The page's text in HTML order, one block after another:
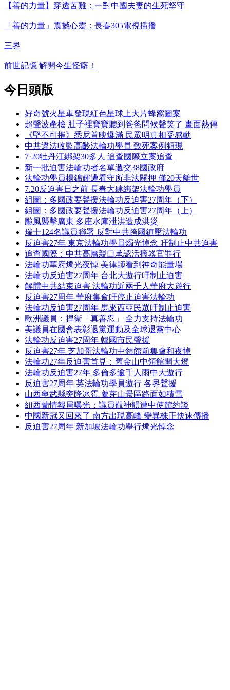
【善的力量】穿透苦難：一對中國夫妻的生死堅守
「善的力量」震撼心靈：長春305電視插播
三界
前世記憶 解開今生怪癖！
今日頭版
好奇號火星車發現紅色星球上大片蜂窩圖案
超聲波產檢 肚子裡寶寶聽到爸爸問候聲笑了 畫面熱傳
《堅不可摧》悉尼首映爆滿 民眾明真相受感動
中共違法收監高齡法輪功學員 致死案例頻現
7·20牡丹江綁架30多人 追查國際立案追查
新一批迫害法輪功者名單遞交38國政府
法輪功學員楊錦輝遭看守所非法關押 僅20天離世
7.20反迫害日之前 長春大肆綁架法輪功學員
組圖：多國政要聲援法輪功反迫害27周年（下）
組圖：多國政要聲援法輪功反迫害27周年（上）
颱風襲擊廣東 多座水庫泄洪造成洪災
瑞士124名議員聯署 反對中共跨國鎮壓法輪功
反迫害27年 東京法輪功學員燭光悼念 吁制止中共迫害
追查國際：中共高層親口承認活摘器官罪行
法輪功華府燭光夜悼 美律師看到神奇能量場
法輪功反迫害27周年 台北大遊行吁制止迫害
解體中共結束迫害 法輪功近兩千人華府大遊行
反迫害27周年 華府集會吁停止迫害法輪功
法輪功反迫害27周年 馬來西亞民眾吁制止迫害
歐洲議員：捍衛「真善忍」 全力支持法輪功
美議員在國會表彰退黨運動及全球退黨中心
法輪功反迫害27周年 韓國市民聲援
反迫害27年 芝加哥法輪功中領館前集會和夜悼
法輪功27年反迫害首見：舊金山中領館開大燈
法輪功反迫害27年 多倫多逾千人雨中大遊行
反迫害27周年 英法輪功學員遊行 各界聲援
山西寧武縣突降冰雹 蘆芽山景區路面如積雪
紐西蘭情報局曝光：議員觀神韻遭中使館約談
中國新冠又回來了 南方出現高峰 變異株正快速傳播
反迫害27周年 新加坡法輪功舉行燭光悼念